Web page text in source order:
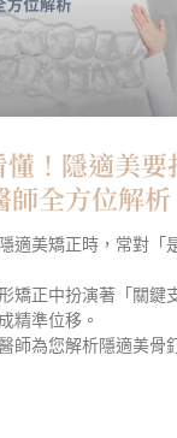
！隱適美要
師全方位解析
適美矯正時，常對「
矯正中扮演著「關鍵
精準位移。
師為您解析隱適美骨